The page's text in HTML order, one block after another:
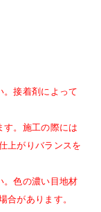
。接着剤によって
す。施工の際には
上がりバランスを
。色の濃い目地材
合があります。